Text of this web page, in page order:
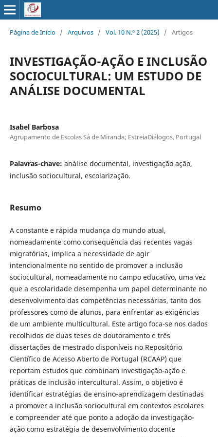
Página de Início / Arquivos / Vol. 10 N.º 2 (2025) / Artigos
INVESTIGAÇÃO-AÇÃO E INCLUSÃO
SOCIOCULTURAL: UM ESTUDO DE
ANÁLISE DOCUMENTAL
Isabel Barbosa
Agrupamento de Escolas Sá de Miranda; EstreiaDiálogos, Portugal
Palavras-chave: análise documental, investigação ação,
inclusão sociocultural, escolarização.
Resumo
A constante e rápida mudança do mundo atual,
nomeadamente como consequência das recentes vagas
migratórias, implica a necessidade de agir
intencionalmente no sentido de promover a inclusão
sociocultural, nomeadamente no campo educativo, uma vez
que a escolaridade desempenha um papel determinante no
desenvolvimento das competências necessárias, tanto dos
professores como de alunos, para enfrentar as exigências
de um ambiente multicultural. Este artigo foca-se nos dados
recolhidos de duas teses de doutoramento e três
dissertações de mestrado disponíveis no Repositório
Científico de Acesso Aberto de Portugal (RCAAP) que
reportam estudos que combinam investigação-ação e
práticas de inclusão intercultural. Assim, o objetivo é
identificar estratégias de ensino-aprendizagem destinadas
a promover a inclusão sociocultural em contextos escolares
e compreender até que ponto a adoção da investigação-
ação como estratégia de desenvolvimento docente